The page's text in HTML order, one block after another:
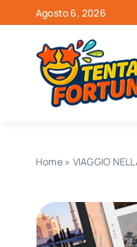
al
contenuto
Agosto 6, 2026
Home» VIAGGIO